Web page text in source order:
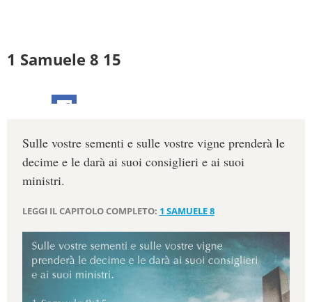
1 Samuele 8 15
Sulle vostre sementi e sulle vostre vigne prenderà le
decime e le darà ai suoi consiglieri e ai suoi
ministri.
LEGGI IL CAPITOLO COMPLETO: 1 SAMUELE 8